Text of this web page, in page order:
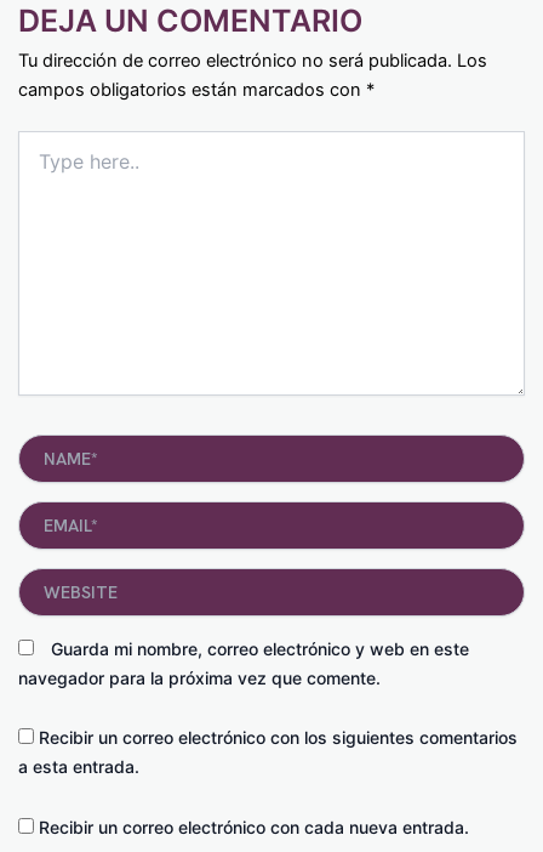
DEJA UN COMENTARIO
Tu dirección de correo electrónico no será publicada. Los
campos obligatorios están marcados con *
here..
Name*
Email*
Guarda mi nombre, correo electrónico y web en este
navegador para la próxima vez que comente.
Website
Recibir un correo electrónico con los siguientes comentarios
a esta entrada.
Recibir un correo electrónico con cada nueva entrada.